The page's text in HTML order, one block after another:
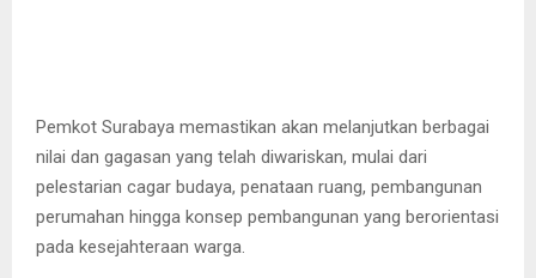
Pemkot Surabaya memastikan akan melanjutkan berbagai
nilai dan gagasan yang telah diwariskan, mulai dari
pelestarian cagar budaya, penataan ruang, pembangunan
perumahan hingga konsep pembangunan yang berorientasi
pada kesejahteraan warga.